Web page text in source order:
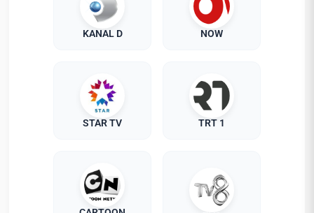
KANAL D NOW
STAR TV TRT 1